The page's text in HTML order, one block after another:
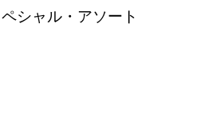
シャル・アソート